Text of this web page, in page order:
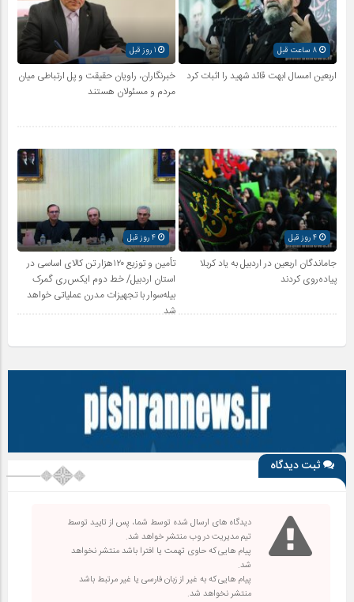
8 ساعت قبل
اربعین امسال ابهت قائد شهید را اثبات کرد
خبرنگاران، راویان حقیقت و پل ارتباطی میان
مردم و مسئولان هستند
4 روز قبل
جاماندگان اربعین در اردبیل به یاد کربلا
پیاده‌روی کردند
تأمین و توزیع ۱۲۰هزار تن کالای اساسی در
استان اردبیل/ خط دوم ایکس‌ری گمرک
بیله‌سوار با تجهیزات مدرن عملیاتی خواهد
شد
ثبت دیدگاه
دیدگاه های ارسال شده توسط شما، پس از تایید توسط
تیم مدیریت در وب منتشر خواهد شد.
پیام هایی که حاوی تهمت یا افترا باشد منتشر نخواهد
شد.
پیام هایی که به غیر از زبان فارسی یا غیر مرتبط باشد
منتشر نخواهد شد.